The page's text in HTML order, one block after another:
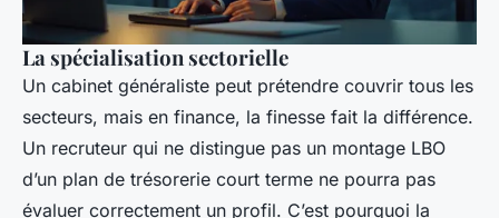
La spécialisation sectorielle
Un cabinet généraliste peut prétendre couvrir tous les
secteurs, mais en finance, la finesse fait la différence.
Un recruteur qui ne distingue pas un montage LBO
d’un plan de trésorerie court terme ne pourra pas
évaluer correctement un profil. C’est pourquoi la